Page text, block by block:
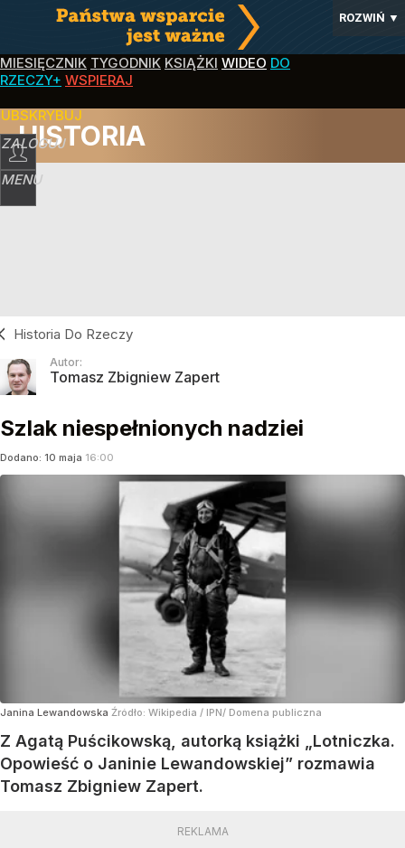
ROZWIŃ ▼
MIESIĘCZNIK TYGODNIK KSIĄŻKI WIDEO DO
RZECZY+ WSPIERAJ
ZALOGUJ
MENU
HISTORIA
Historia Do Rzeczy
Autor:
Tomasz Zbigniew Zapert
Szlak niespełnionych nadziei
Dodano: 10 maja 16:00
Janina Lewandowska Źródło: Wikipedia / IPN/ Domena publiczna
Z Agatą Puścikowską, autorką książki „Lotniczka.
Opowieść o Janinie Lewandowskiej” rozmawia
Tomasz Zbigniew Zapert.